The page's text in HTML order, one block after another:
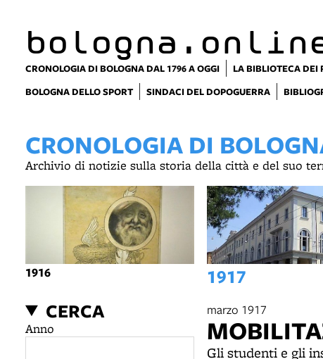
CRONOLOGIA DI BOLOGNA DAL 1796 A OGGI LA BIBLIOTECA DEI
BOLOGNA DELLO SPORT
SINDACI DEL DOPOGUERRA
CRONOLOGIA DI
Archivio di notizie sulla storia della città e del suo
1916 1917
CERCA
Anno
marzo 1917
Gli studenti e gli